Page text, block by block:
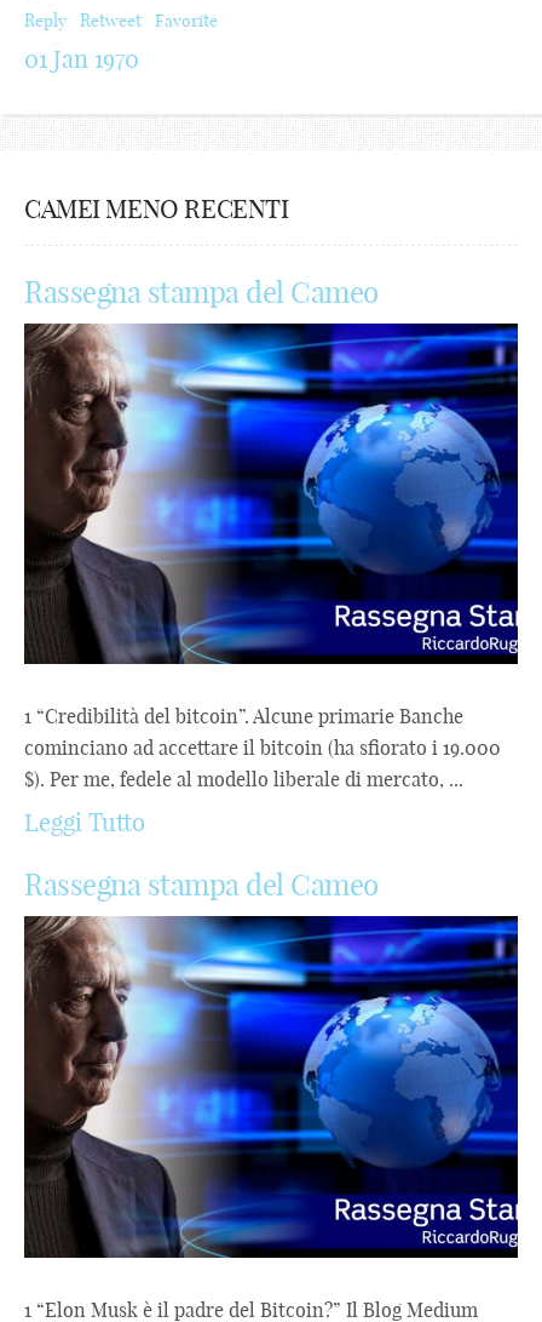
Reply Retweet Favorite
01 Jan 1970
CAMEI MENO RECENTI
Rassegna stampa del Cameo
1 “Credibilità del bitcoin”. Alcune primarie Banche
cominciano ad accettare il bitcoin (ha sfiorato i 19.000
$). Per me, fedele al modello liberale di mercato, ...
Leggi Tutto
Rassegna stampa del Cameo
1 “Elon Musk è il padre del Bitcoin?” Il Blog Medium